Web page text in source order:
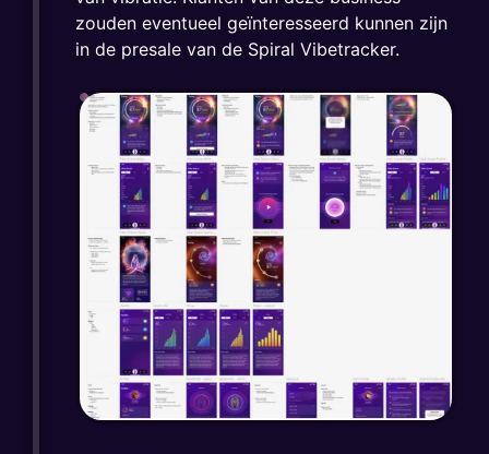
zouden eventueel geïnteresseerd kunnen zijn
in de presale van de Spiral Vibetracker.